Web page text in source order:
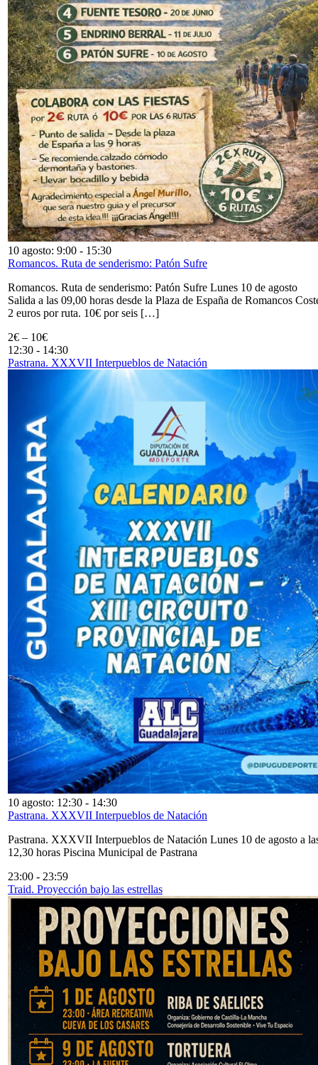
10 agosto: 9:00 - 15:30
Romancos. Ruta de senderismo: Patón Sufre
Romancos. Ruta de senderismo: Patón Sufre Lunes 10 de agosto
Salida a las 09,00 horas desde la Plaza de España de Romancos
2 euros por ruta. 10€ por seis […]
2€ – 10€
12:30 - 14:30
Pastrana. XXXVII Interpueblos de Natación
10 agosto: 12:30 - 14:30
Pastrana. XXXVII Interpueblos de Natación
Pastrana. XXXVII Interpueblos de Natación Lunes 10 de agosto a
12,30 horas Piscina Municipal de Pastrana
23:00 - 23:59
Traid. Proyección bajo las estrellas